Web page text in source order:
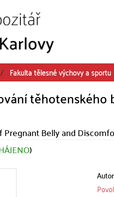
Fakulta tělesné výchovy a sportu
Pregnant Belly and
)
Autor